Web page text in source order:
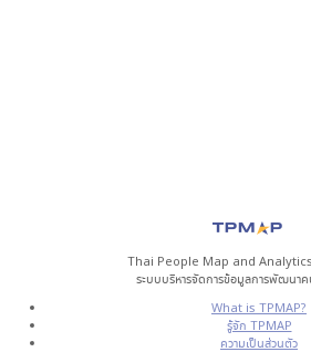
Thai People Map and
ระบบบริหารจัดการข้อมูลการพัฒนา
What is TPMAP?
รู้จัก TPMAP
ความเป็นส่วนตัว